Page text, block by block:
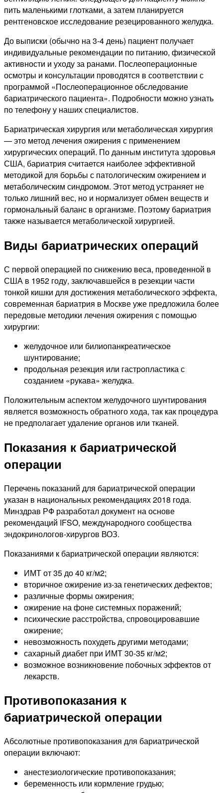
пить маленькими глотками, а затем планируется
рентгеновское исследование резецированного желудка.
До выписки (обычно на 3-4 день) пациент получает
индивидуальные рекомендации по питанию, физической
активности и уходу за ранами. Послеоперационные
осмотры и консультации проводятся в соответствии с
программой «Послеоперационное обследование
бариатрического пациента». Подробности можно узнать
по телефону у наших специалистов.
Бариатрическая хирургия или метаболическая хирургия
— это метод лечения ожирения с применением
хирургических операций. По данным института здоровья
США, бариатрия считается наиболее эффективной
методикой для борьбы с патологическим ожирением и
метаболическим синдромом. Этот метод устраняет не
только лишний вес, но и нормализует обмен веществ и
гормональный баланс в организме. Поэтому бариатрия
также называется метаболической хирургией.
Виды бариатрических операций
С первой операцией по снижению веса, проведенной в
США в 1952 году, заключавшейся в резекции части
тонкой кишки для достижения метаболического эффекта,
современная бариатрия в Москве уже предложила более
передовые методики лечения ожирения с помощью
хирургии:
желудочное или билиопанкреатическое
шунтирование;
продольная резекция или гастропластика с
созданием «рукава» желудка.
Положительным аспектом желудочного шунтирования
является возможность обратного хода, так как процедура
не предполагает удаление органов или тканей.
Показания к бариатрической
операции
Перечень показаний для бариатрической операции
указан в национальных рекомендациях 2018 года.
Минздрав РФ разработал документ на основе
рекомендаций IFSO, международного сообщества
эндокринологов-хирургов ВОЗ.
Показаниями к бариатрической операции являются:
ИМТ от 35 до 40 кг/м2;
вторичное ожирение из-за генетических дефектов;
различные формы ожирения;
ожирение на фоне системных поражений;
психические расстройства, спровоцировавшие
ожирение;
невозможность похудеть другими методами;
сахарный диабет при ИМТ 30-35 кг/м2;
возможное возникновение побочных эффектов от
лекарств.
Противопоказания к
бариатрической операции
Абсолютные противопоказания для бариатрической
операции включают:
анестезиологические противопоказания;
беременность или кормление грудью;